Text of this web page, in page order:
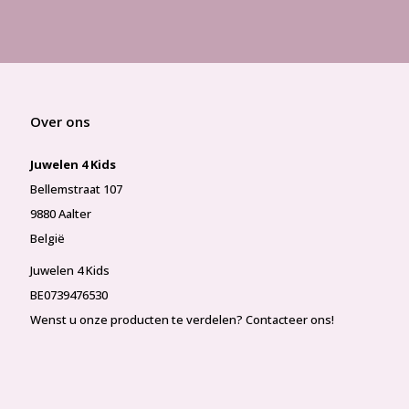
Over ons
Juwelen 4 Kids
Bellemstraat 107
9880 Aalter
België
Juwelen 4 Kids
BE0739476530
Wenst u onze producten te verdelen? Contacteer ons!